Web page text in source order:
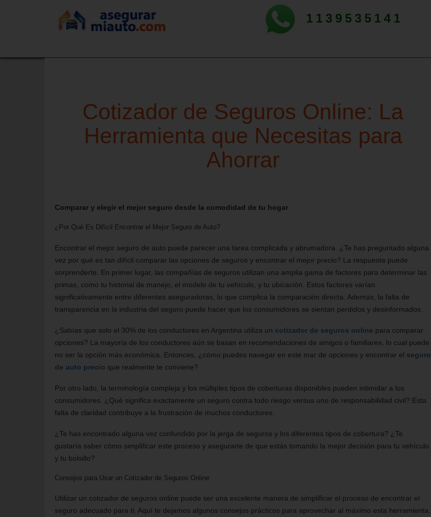
1139535141
Cotizador de Seguros Online: La
Herramienta que Necesitas para
Ahorrar
Comparar y elegir el mejor seguro desde la comodidad de tu hogar
¿Por Qué Es Difícil Encontrar el Mejor Seguro de Auto?
Encontrar el mejor seguro de auto puede parecer una tarea complicada y abrumadora. ¿Te has preguntado alguna
vez por qué es tan difícil comparar las opciones de seguros y encontrar el mejor precio? La respuesta puede
sorprenderte. En primer lugar, las compañías de seguros utilizan una amplia gama de factores para determinar las
primas, como tu historial de manejo, el modelo de tu vehículo, y tu ubicación. Estos factores varían
significativamente entre diferentes aseguradoras, lo que complica la comparación directa. Además, la falta de
transparencia en la industria del seguro puede hacer que los consumidores se sientan perdidos y desinformados.
¿Sabías que solo el 30% de los conductores en Argentina utiliza un cotizador de seguros online para comparar
opciones? La mayoría de los conductores aún se basan en recomendaciones de amigos o familiares, lo cual puede
no ser la opción más económica. Entonces, ¿cómo puedes navegar en este mar de opciones y encontrar el seguro
de auto precio que realmente te conviene?
Por otro lado, la terminología compleja y los múltiples tipos de coberturas disponibles pueden intimidar a los
consumidores. ¿Qué significa exactamente un seguro contra todo riesgo versus uno de responsabilidad civil? Esta
falta de claridad contribuye a la frustración de muchos conductores.
¿Te has encontrado alguna vez confundido por la jerga de seguros y los diferentes tipos de cobertura? ¿Te
gustaría saber cómo simplificar este proceso y asegurarte de que estás tomando la mejor decisión para tu vehículo
y tu bolsillo?
Consejos para Usar un Cotizador de Seguros Online
Utilizar un cotizador de seguros online puede ser una excelente manera de simplificar el proceso de encontrar el
seguro adecuado para ti. Aquí te dejamos algunos consejos prácticos para aprovechar al máximo esta herramienta.